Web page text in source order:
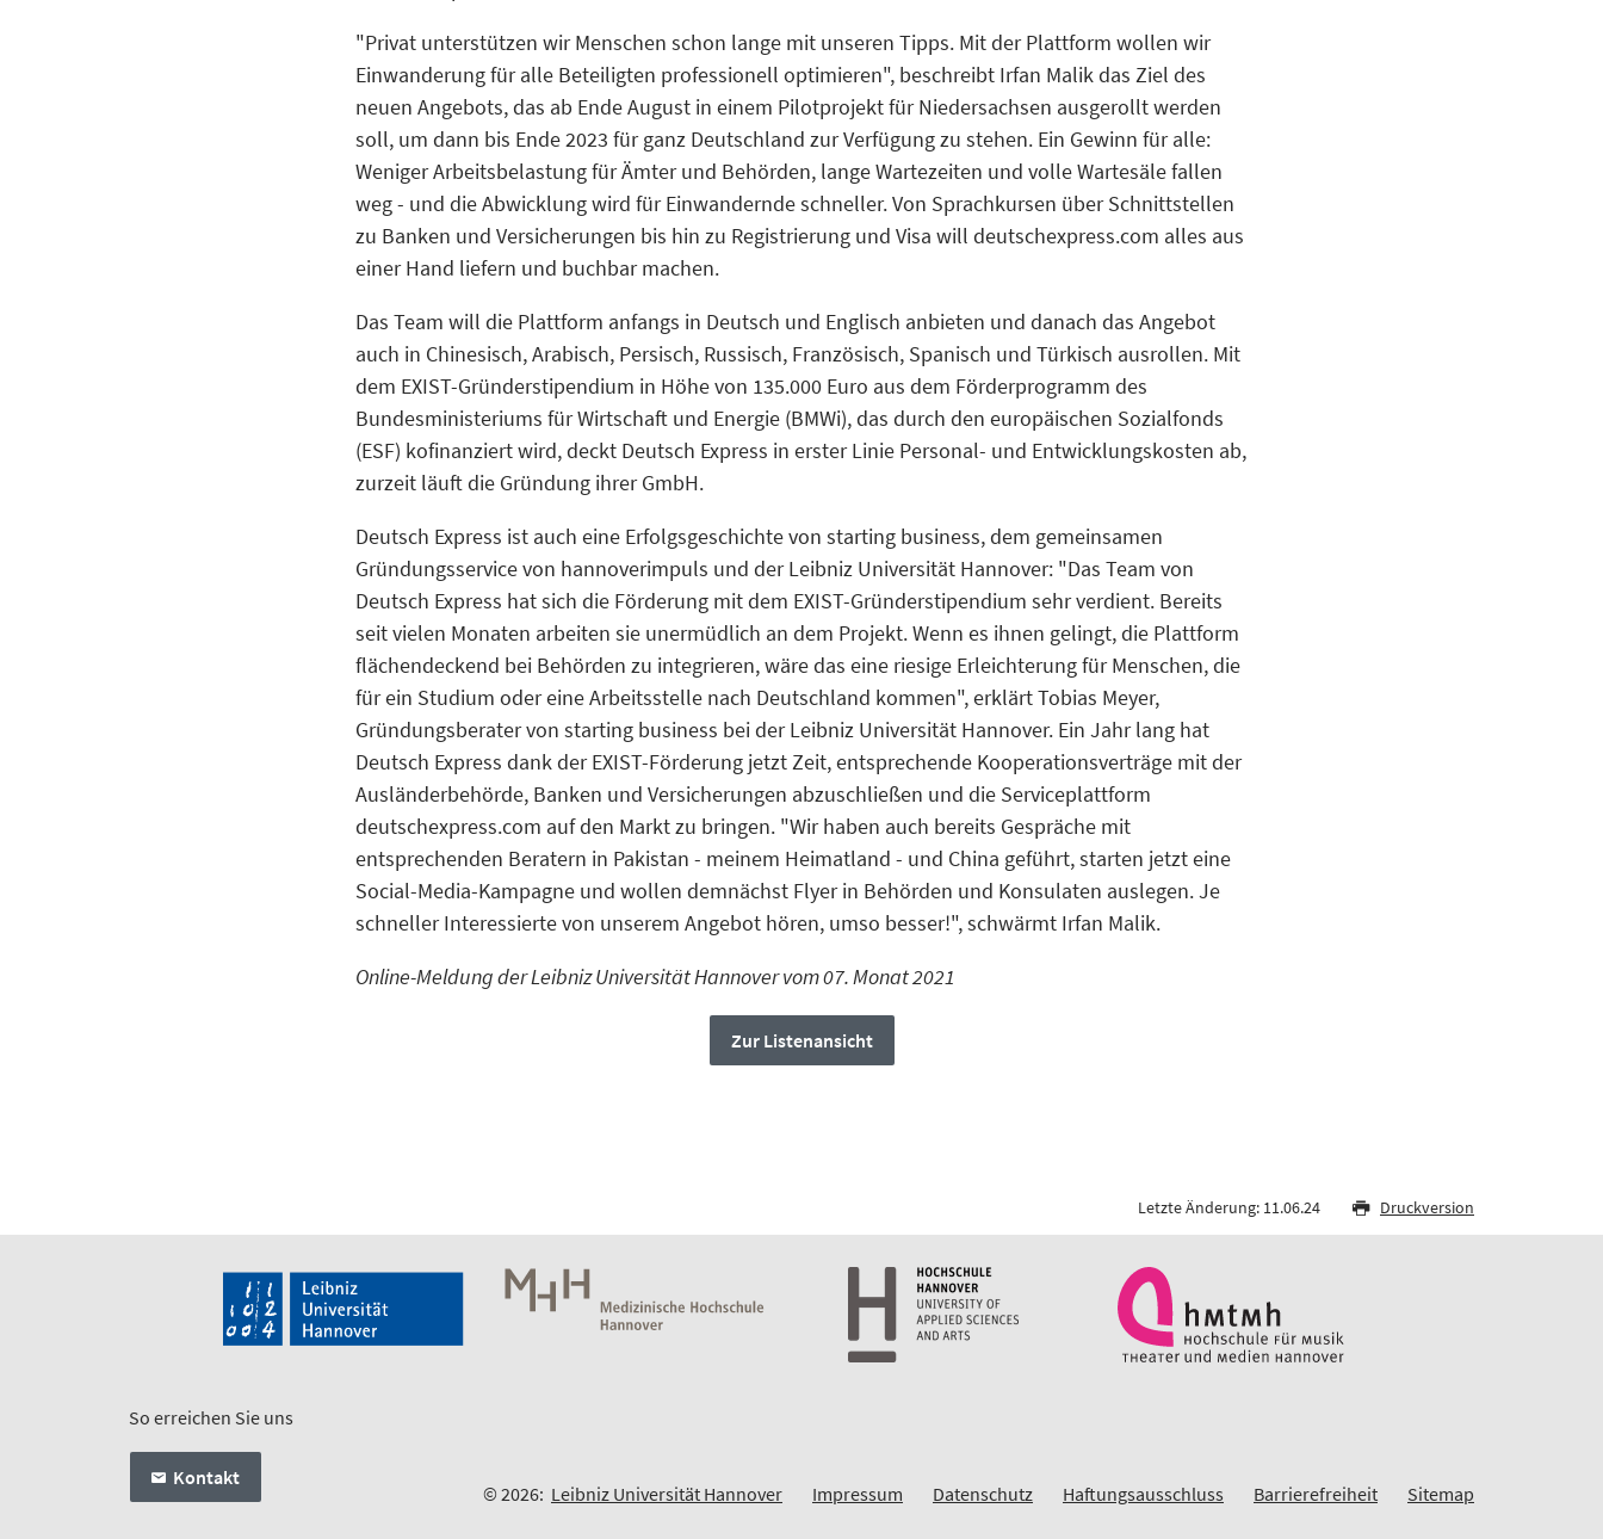
"Privat unterstützen wir Menschen schon lange mit unseren Tipps. Mit der Plattform wollen wir
Einwanderung für alle Beteiligten professionell optimieren", beschreibt Irfan Malik das Ziel des
neuen Angebots, das ab Ende August in einem Pilotprojekt für Niedersachsen ausgerollt werden
soll, um dann bis Ende 2023 für ganz Deutschland zur Verfügung zu stehen. Ein Gewinn für alle:
Weniger Arbeitsbelastung für Ämter und Behörden, lange Wartezeiten und volle Wartesäle fallen
weg - und die Abwicklung wird für Einwandernde schneller. Von Sprachkursen über Schnittstellen
zu Banken und Versicherungen bis hin zu Registrierung und Visa will deutschexpress.com alles aus
einer Hand liefern und buchbar machen.
Das Team will die Plattform anfangs in Deutsch und Englisch anbieten und danach das Angebot
auch in Chinesisch, Arabisch, Persisch, Russisch, Französisch, Spanisch und Türkisch ausrollen. Mit
dem EXIST-Gründerstipendium in Höhe von 135.000 Euro aus dem Förderprogramm des
Bundesministeriums für Wirtschaft und Energie (BMWi), das durch den europäischen Sozialfonds
(ESF) kofinanziert wird, deckt Deutsch Express in erster Linie Personal- und Entwicklungskosten ab,
zurzeit läuft die Gründung ihrer GmbH.
Deutsch Express ist auch eine Erfolgsgeschichte von starting business, dem gemeinsamen
Gründungsservice von hannoverimpuls und der Leibniz Universität Hannover: "Das Team von
Deutsch Express hat sich die Förderung mit dem EXIST-Gründerstipendium sehr verdient. Bereits
seit vielen Monaten arbeiten sie unermüdlich an dem Projekt. Wenn es ihnen gelingt, die Plattform
flächendeckend bei Behörden zu integrieren, wäre das eine riesige Erleichterung für Menschen, die
für ein Studium oder eine Arbeitsstelle nach Deutschland kommen", erklärt Tobias Meyer,
Gründungsberater von starting business bei der Leibniz Universität Hannover. Ein Jahr lang hat
Deutsch Express dank der EXIST-Förderung jetzt Zeit, entsprechende Kooperationsverträge mit der
Ausländerbehörde, Banken und Versicherungen abzuschließen und die Serviceplattform
deutschexpress.com auf den Markt zu bringen. "Wir haben auch bereits Gespräche mit
entsprechenden Beratern in Pakistan - meinem Heimatland - und China geführt, starten jetzt eine
Social-Media-Kampagne und wollen demnächst Flyer in Behörden und Konsulaten auslegen. Je
schneller Interessierte von unserem Angebot hören, umso besser!", schwärmt Irfan Malik.
Online-Meldung der Leibniz Universität Hannover vom 07. Monat 2021
Zur Listenansicht
Letzte Änderung: 11.06.24 Druckversion
So erreichen Sie uns
Kontakt
© 2026: Leibniz Universität Hannover Impressum Datenschutz Haftungsausschluss Barrierefreiheit Sitemap